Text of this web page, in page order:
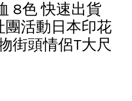
8色 快速出貨
團活動日本印花
街頭情侶T大尺